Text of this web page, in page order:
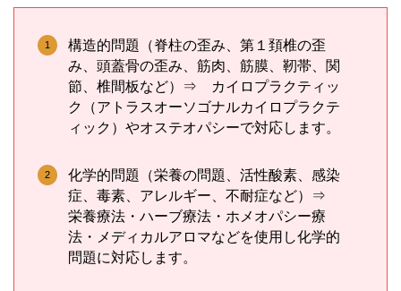
構造的問題（脊柱の歪み、第１頚椎の歪
み、頭蓋骨の歪み、筋肉、筋膜、靭帯、関
節、椎間板など）⇒ カイロプラクティッ
ク（アトラスオーソゴナルカイロプラクテ
ィック）やオステオパシーで対応します。
化学的問題（栄養の問題、活性酸素、感染
症、毒素、アレルギー、不耐症など）⇒
栄養療法・ハーブ療法・ホメオパシー療
法・メディカルアロマなどを使用し化学的
問題に対応します。